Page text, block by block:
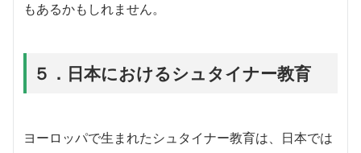
もあるかもしれません。
５．日本におけるシュタイナー教育
ヨーロッパで生まれたシュタイナー教育は、日本では